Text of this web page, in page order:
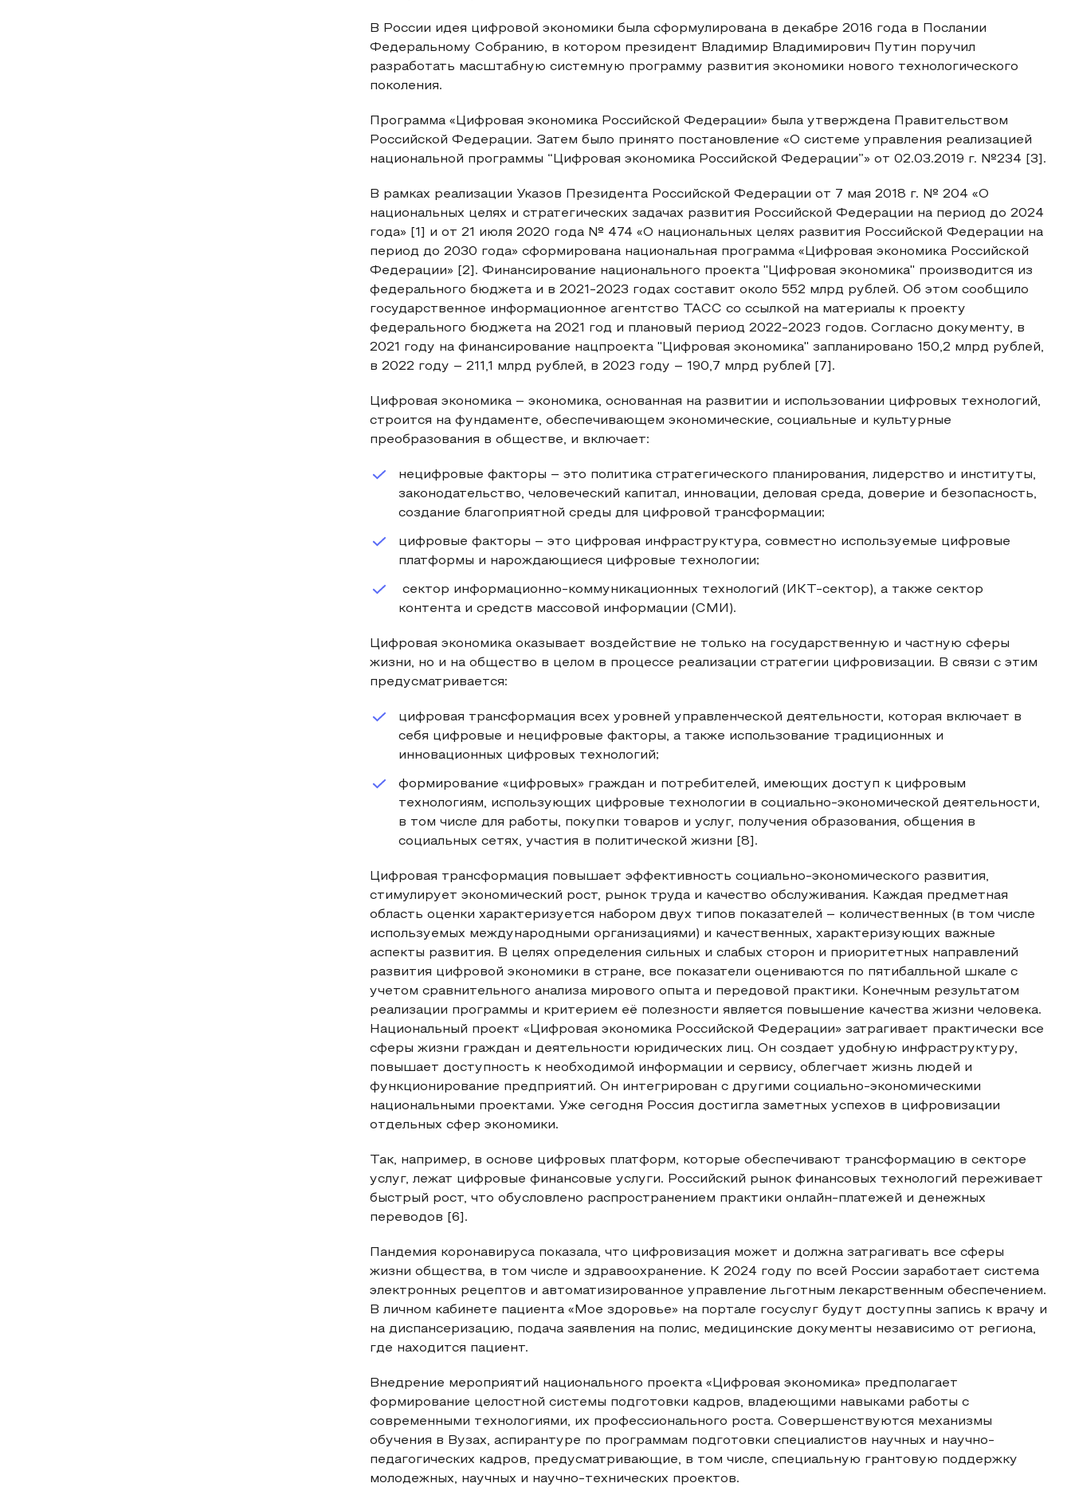
В России идея цифровой экономики была сформулирована в декабре 2016 года в Послании
Федеральному Собранию, в котором президент Владимир Владимирович Путин поручил
разработать масштабную системную программу развития экономики нового технологического
поколения.
Программа «Цифровая экономика Российской Федерации» была утверждена Правительством
Российской Федерации. Затем было принято постановление «О системе управления реализацией
национальной программы “Цифровая экономика Российской Федерации”» от 02.03.2019 г. №234 [3].
В рамках реализации Указов Президента Российской Федерации от 7 мая 2018 г. № 204 «О
национальных целях и стратегических задачах развития Российской Федерации на период до 2024
года» [1] и от 21 июля 2020 года № 474 «О национальных целях развития Российской Федерации на
период до 2030 года» сформирована национальная программа «Цифровая экономика Российской
Федерации» [2]. Финансирование национального проекта "Цифровая экономика" производится из
федерального бюджета и в 2021-2023 годах составит около 552 млрд рублей. Об этом сообщило
государственное информационное агентство ТАСС со ссылкой на материалы к проекту
федерального бюджета на 2021 год и плановый период 2022-2023 годов. Согласно документу, в
2021 году на финансирование нацпроекта "Цифровая экономика" запланировано 150,2 млрд рублей,
в 2022 году – 211,1 млрд рублей, в 2023 году – 190,7 млрд рублей [7].
Цифровая экономика – экономика, основанная на развитии и использовании цифровых технологий,
строится на фундаменте, обеспечивающем экономические, социальные и культурные
преобразования в обществе, и включает:
нецифровые факторы – это политика стратегического планирования, лидерство и институты,
законодательство, человеческий капитал, инновации, деловая среда, доверие и безопасность,
создание благоприятной среды для цифровой трансформации;
цифровые факторы – это цифровая инфраструктура, совместно используемые цифровые
платформы и нарождающиеся цифровые технологии;
сектор информационно-коммуникационных технологий (ИКТ-сектор), а также сектор
контента и средств массовой информации (СМИ).
Цифровая экономика оказывает воздействие не только на государственную и частную сферы
жизни, но и на общество в целом в процессе реализации стратегии цифровизации. В связи с этим
предусматривается:
цифровая трансформация всех уровней управленческой деятельности, которая включает в
себя цифровые и нецифровые факторы, а также использование традиционных и
инновационных цифровых технологий;
формирование «цифровых» граждан и потребителей, имеющих доступ к цифровым
технологиям, использующих цифровые технологии в социально-экономической деятельности,
в том числе для работы, покупки товаров и услуг, получения образования, общения в
социальных сетях, участия в политической жизни [8].
Цифровая трансформация повышает эффективность социально-экономического развития,
стимулирует экономический рост, рынок труда и качество обслуживания. Каждая предметная
область оценки характеризуется набором двух типов показателей – количественных (в том числе
используемых международными организациями) и качественных, характеризующих важные
аспекты развития. В целях определения сильных и слабых сторон и приоритетных направлений
развития цифровой экономики в стране, все показатели оцениваются по пятибалльной шкале с
учетом сравнительного анализа мирового опыта и передовой практики. Конечным результатом
реализации программы и критерием её полезности является повышение качества жизни человека.
Национальный проект «Цифровая экономика Российской Федерации» затрагивает практически все
сферы жизни граждан и деятельности юридических лиц. Он создает удобную инфраструктуру,
повышает доступность к необходимой информации и сервису, облегчает жизнь людей и
функционирование предприятий. Он интегрирован с другими социально-экономическими
национальными проектами. Уже сегодня Россия достигла заметных успехов в цифровизации
отдельных сфер экономики.
Так, например, в основе цифровых платформ, которые обеспечивают трансформацию в секторе
услуг, лежат цифровые финансовые услуги. Российский рынок финансовых технологий переживает
быстрый рост, что обусловлено распространением практики онлайн-платежей и денежных
переводов [6].
Пандемия коронавируса показала, что цифровизация может и должна затрагивать все сферы
жизни общества, в том числе и здравоохранение. К 2024 году по всей России заработает система
электронных рецептов и автоматизированное управление льготным лекарственным обеспечением.
В личном кабинете пациента «Мое здоровье» на портале госуслуг будут доступны запись к врачу и
на диспансеризацию, подача заявления на полис, медицинские документы независимо от региона,
где находится пациент.
Внедрение мероприятий национального проекта «Цифровая экономика» предполагает
формирование целостной системы подготовки кадров, владеющими навыками работы с
современными технологиями, их профессионального роста. Совершенствуются механизмы
обучения в Вузах, аспирантуре по программам подготовки специалистов научных и научно-
педагогических кадров, предусматривающие, в том числе, специальную грантовую поддержку
молодежных, научных и научно-технических проектов.